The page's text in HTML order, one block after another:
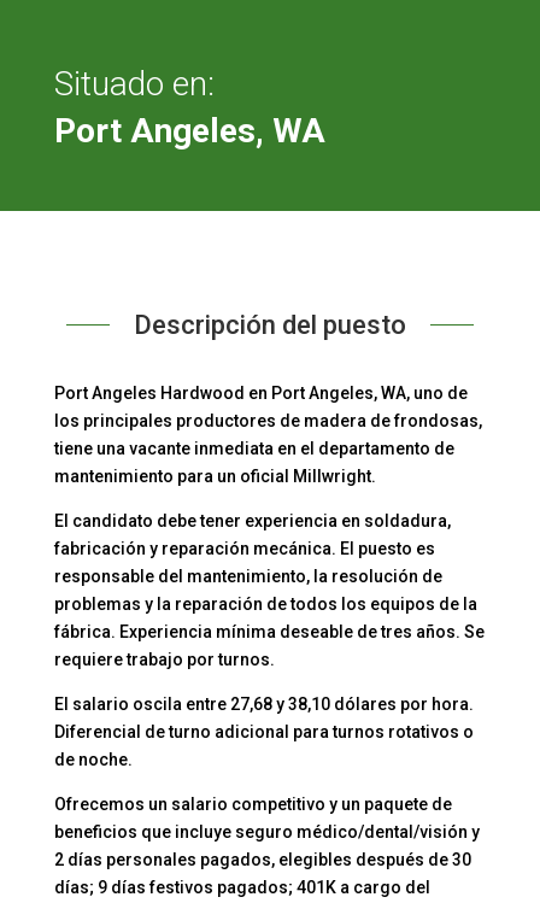
Situado en:
Port Angeles, WA
Descripción del puesto
Port Angeles Hardwood en Port Angeles, WA, uno de
los principales productores de madera de frondosas,
tiene una vacante inmediata en el departamento de
mantenimiento para un oficial Millwright.
El candidato debe tener experiencia en soldadura,
fabricación y reparación mecánica. El puesto es
responsable del mantenimiento, la resolución de
problemas y la reparación de todos los equipos de la
fábrica. Experiencia mínima deseable de tres años. Se
requiere trabajo por turnos.
El salario oscila entre 27,68 y 38,10 dólares por hora.
Diferencial de turno adicional para turnos rotativos o
de noche.
Ofrecemos un salario competitivo y un paquete de
beneficios que incluye seguro médico/dental/visión y
2 días personales pagados, elegibles después de 30
días; 9 días festivos pagados; 401K a cargo del